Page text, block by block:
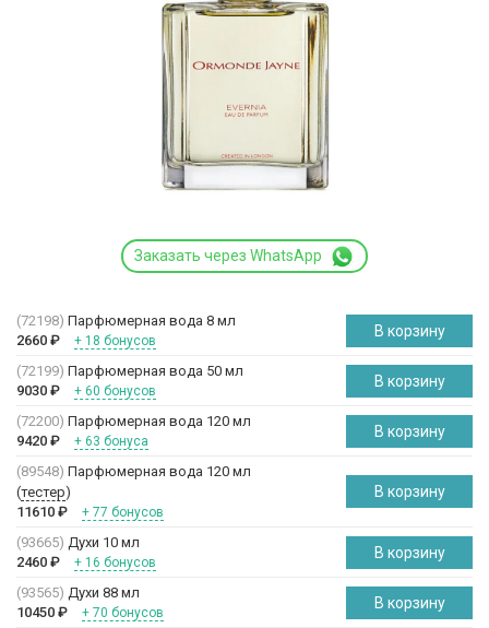
Заказать через WhatsApp
(72198) Парфюмерная вода 8 мл
2660 ₽ + 18 бонусов
В корзину
(72199) Парфюмерная вода 50 мл
9030 ₽ + 60 бонусов
В корзину
(72200) Парфюмерная вода 120 мл
9420 ₽ + 63 бонуса
В корзину
(89548) Парфюмерная вода 120 мл
(тестер)
11610 ₽ + 77 бонусов
В корзину
(93665) Духи 10 мл
2460 ₽ + 16 бонусов
В корзину
(93565) Духи 88 мл
10450 ₽ + 70 бонусов
В корзину